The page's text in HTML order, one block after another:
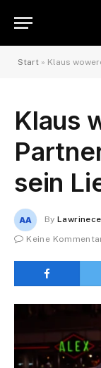
Start » Klaus
Klaus
sein
By
Keine